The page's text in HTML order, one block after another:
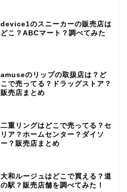
device1のスニーカーの販売店は
どこ？ABCマート？調べてみた
amuseのリップの取扱店は？ど
こで売ってる？ドラッグストア？
販売店まとめ
二重リングはどこで売ってる？セ
リア？ホームセンター？ダイソ
ー？販売店まとめ
大和ルージュはどこで買える？道
の駅？販売店舗を調べてみた！